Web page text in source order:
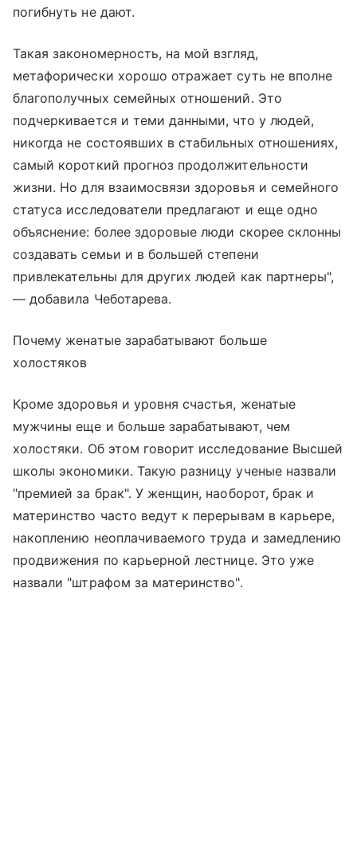
погибнуть не дают.
Такая закономерность, на мой взгляд,
метафорически хорошо отражает суть не вполне
благополучных семейных отношений. Это
подчеркивается и теми данными, что у людей,
никогда не состоявших в стабильных отношениях,
самый короткий прогноз продолжительности
жизни. Но для взаимосвязи здоровья и семейного
статуса исследователи предлагают и еще одно
объяснение: более здоровые люди скорее склонны
создавать семьи и в большей степени
привлекательны для других людей как партнеры",
— добавила Чеботарева.
Почему женатые зарабатывают больше
холостяков
Кроме здоровья и уровня счастья, женатые
мужчины еще и больше зарабатывают, чем
холостяки. Об этом говорит исследование Высшей
школы экономики. Такую разницу ученые назвали
"премией за брак". У женщин, наоборот, брак и
материнство часто ведут к перерывам в карьере,
накоплению неоплачиваемого труда и замедлению
продвижения по карьерной лестнице. Это уже
назвали "штрафом за материнство".